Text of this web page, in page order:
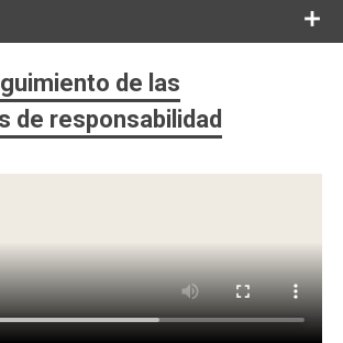
de las
de responsabilidad